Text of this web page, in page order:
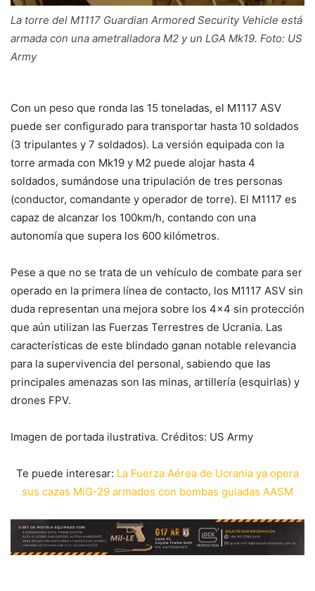
La torre del M1117 Guardian Armored Security Vehicle está
armada con una ametralladora M2 y un LGA Mk19. Foto: US
Army
Con un peso que ronda las 15 toneladas, el M1117 ASV
puede ser configurado para transportar hasta 10 soldados
(3 tripulantes y 7 soldados). La versión equipada con la
torre armada con Mk19 y M2 puede alojar hasta 4
soldados, sumándose una tripulación de tres personas
(conductor, comandante y operador de torre). El M1117 es
capaz de alcanzar los 100km/h, contando con una
autonomía que supera los 600 kilómetros.
Pese a que no se trata de un vehículo de combate para ser
operado en la primera línea de contacto, los M1117 ASV sin
duda representan una mejora sobre los 4×4 sin protección
que aún utilizan las Fuerzas Terrestres de Ucrania. Las
características de este blindado ganan notable relevancia
para la supervivencia del personal, sabiendo que las
principales amenazas son las minas, artillería (esquirlas) y
drones FPV.
Imagen de portada ilustrativa. Créditos: US Army
Te puede interesar: La Fuerza Aérea de Ucrania ya opera
sus cazas MiG-29 armados con bombas guiadas AASM